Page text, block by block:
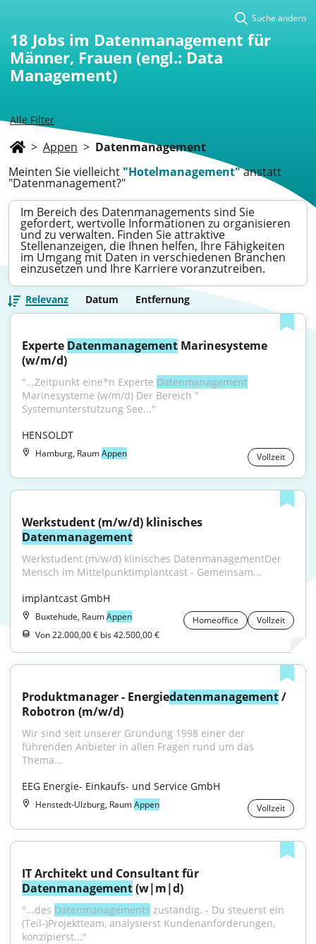
Alle Filter
Suche ändern
18 Jobs im Datenmanagement für
Männer, Frauen (engl.: Data
Management)
> Appen > Datenmanagement
Meinten Sie vielleicht "Hotelmanagement"anstatt
"Datenmanagement?"
Im Bereich des Datenmanagements sind Sie
gefordert, wertvolle Informationen zu organisieren
und zu verwalten. Finden Sie attraktive
Stellenanzeigen, die Ihnen helfen, Ihre Fähigkeiten
im Umgang mit Daten in verschiedenen Branchen
einzusetzen und Ihre Karriere voranzutreiben.
Relevanz Datum Entfernung
Experte Datenmanagement Marinesysteme
(w/m/d)
"...Zeitpunkt eine*n Experte Datenmanagement
Marinesysteme (w/m/d) Der Bereich "
Systemunterstützung See..."
HENSOLDT
Hamburg, RaumAppen Vollzeit
Datenmanagement
Werkstudent (m/w/d) klinisches DatenmanagementDer
Mensch im Mittelpunktimplantcast - Gemeinsam...
implantcast GmbH
Buxtehude, RaumAppen Homeoffice
Vollzeit
Von 22.000,00 € bis 42.500,00 €
Produktmanager - Energiedatenmanagement /
Robotron (m/w/d)
Wir sind seit unserer Gründung 1998 einer der
führenden Anbieter in allen Fragen rund um das
Thema...
EEG Energie- Einkaufs- und Service GmbH
Henstedt-Ulzburg, RaumAppen Vollzeit
Datenmanagement (w|m|d)
"...des Datenmanagements zuständig. - Du steuerst ein
(Teil-)Projektteam, analysierst Kundenanforderungen,
konzipierst..."